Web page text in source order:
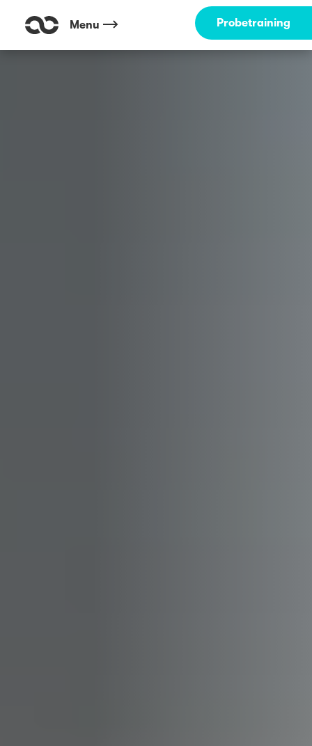
Menu Probetraining
Outdoor Fitness direkt um die Ecke: Pressburgerstr. München ☀️